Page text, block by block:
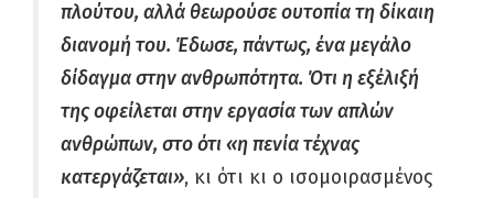
πλούτου, αλλά θεωρούσε ουτοπία τη δίκαιη
διανομή του. Έδωσε, πάντως, ένα μεγάλο
δίδαγμα στην ανθρωπότητα. Ότι η εξέλιξή
της οφείλεται στην εργασία των απλών
ανθρώπων, στο ότι «η πενία τέχνας
κατεργάζεται», κι ότι κι ο ισομοιρασμένος